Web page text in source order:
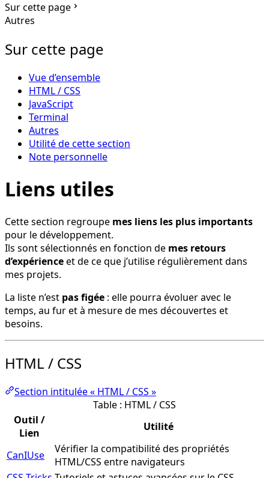
Sur cette page
Autres
Sur cette page
Vue d’ensemble
HTML / CSS
JavaScript
Terminal
Autres
Utilité de cette section
Note personnelle
Liens utiles
Cette section regroupe mes liens les plus importants
pour le développement.
Ils sont sélectionnés en fonction de mes retours
d’expérienceet de ce que j’utilise régulièrement dans
mes projets.
La liste n’est pas figée : elle pourra évoluer avec le
temps, au fur et à mesure de mes découvertes et
besoins.
HTML / CSS
Section intitulée « HTML / CSS »
Table : HTML / CSS
Outil /
Lien
Utilité
CanIUse
Vérifier la compatibilité des propriétés
HTML/CSS entre navigateurs